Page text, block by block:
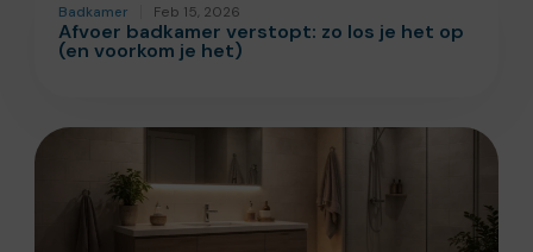
Badkamer Feb 15, 2026
Afvoer badkamer verstopt: zo los je het op
(en voorkom je het)